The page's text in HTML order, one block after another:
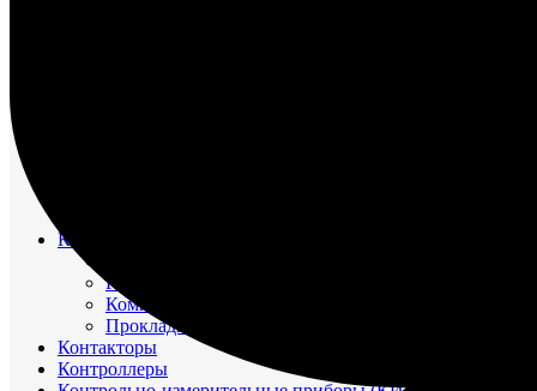
Компрессоры
Компрессор К2-150
Компрессор КВД-М(Г)
Прокладки красно-медные
Контакторы
Контроллеры